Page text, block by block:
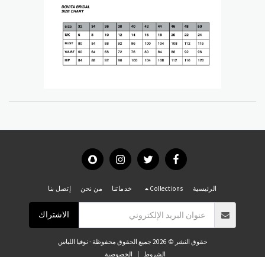
الرئيسية Collections خدماتنا من نحن إتصل بنا
الاشتراك
حقوق النشر © 2026 جميع الحقوق محفوظة -
نوفيا اللباس
الشروط
الخصوصية